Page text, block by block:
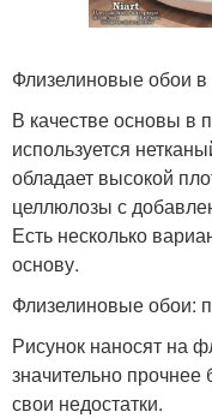
Флизелиновые обои в
В качестве основы в
используется
обладает высокой
целлюлозы с
Есть несколько
основу.
Флизелиновые обои:
Рисунок наносят на
значительно
свои недостатки.